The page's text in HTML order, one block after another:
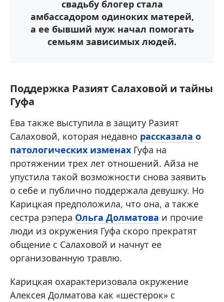
свадьбу блогер стала
амбассадором одиноких матерей,
а ее бывший муж начал помогать
семьям зависимых людей.
Поддержка Разият Салаховой и тайны
Гуфа
Ева также выступила в защиту Разият
Салаховой, которая недавно рассказала о
патологических изменах Гуфа на
протяжении трех лет отношений. Айза не
упустила такой возможности снова заявить
о себе и публично поддержала девушку. Но
Карицкая предположила, что она, а также
сестра рэпера Ольга Долматова и прочие
люди из окружения Гуфа скоро прекратят
общение с Салаховой и начнут ее
организованную травлю.
Карицкая охарактеризовала окружение
Алексея Долматова как «шестерок» с